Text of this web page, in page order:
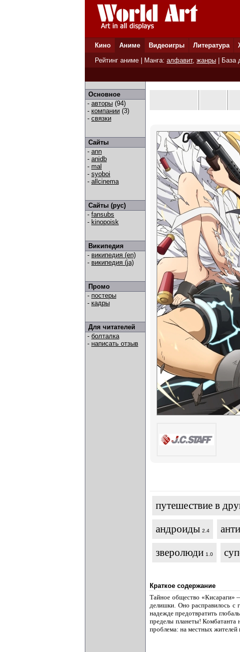
Кино Аниме Видеоигры Литература
Рейтинг аниме | Манга: алфавит, жанры База
Основное
- авторы (94)
- компании (3)
- связки
Сайты
- ann
- anidb
- mal
- syoboi
- allcinema
Сайты (рус)
- fansubs
- kinopoisk
Википедия
- википедия (en)
- википедия (ja)
Промо
- постеры
- кадры
Для читателей
- болталка
- написать отзыв
путешествие в
андроиды 2.4
зверолюди 1.0
Краткое содержание
Тайное общество «Кисараги»
делишки. Оно расправилось с
надежде предотвратить
пределы планеты! Комбатанта
проблема: на местных